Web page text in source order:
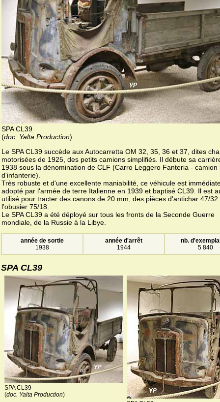
SPA CL39
(doc. Yalta Production)
Le SPA CL39 succède aux Autocarretta OM 32, 35, 36 et 37, dites
motorisées de 1925, des petits camions simplifiés. Il débute sa
1938 sous la dénomination de CLF (Carro Leggero Fanteria - camion
d'infanterie).
Très robuste et d'une excellente maniabilité, ce véhicule est
adopté par l'armée de terre Italienne en 1939 et baptisé CL39. Il est
utilisé pour tracter des canons de 20 mm, des pièces d'antichar 47/32
l'obusier 75/18.
Le SPA CL39 a été déployé sur tous les fronts de la Seconde Guerre
mondiale, de la Russie à la Libye.
année de sortie
1938
année d'arrêt
1944
nb.
5 840
SPA CL39
SPA CL39
(doc. Yalta Production)